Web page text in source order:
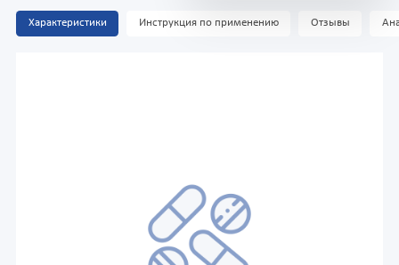
Характеристики Инструкция по применению Отзывы